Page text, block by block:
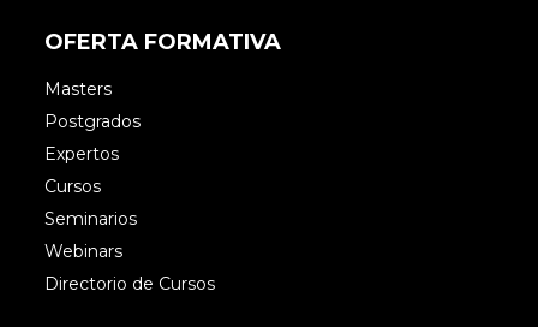
OFERTA FORMATIVA
Masters
Postgrados
Expertos
Cursos
Seminarios
Webinars
Directorio de Cursos